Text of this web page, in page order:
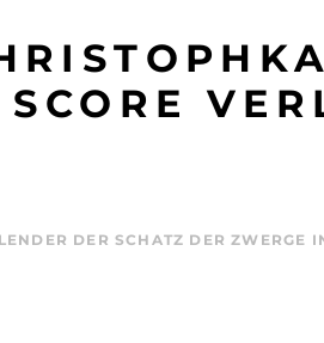
DER SCHATZ DER ZWERGE